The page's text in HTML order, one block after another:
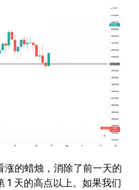
的蜡烛，消除了前一天的
1 天的高点以上。如果我们